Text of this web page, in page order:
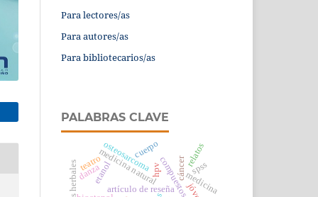
Para lectores/as
Para autores/as
Para bibliotecarios/as
PALABRAS CLAVE
artículo de reseña
medicina natural
etanol cáncer
medicina
spss
hpv
teatro
danzaosteosarcoma
cuerpo relatos